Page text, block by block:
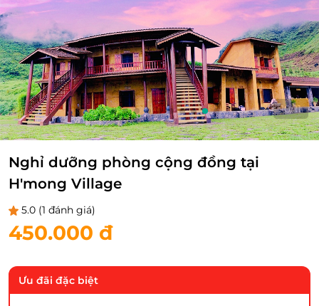
10/11
Nghỉ dưỡng phòng cộng đồng tại
H'mong Village
5.0 (1 đánh giá)
450.000 đ
Ưu đãi đặc biệt